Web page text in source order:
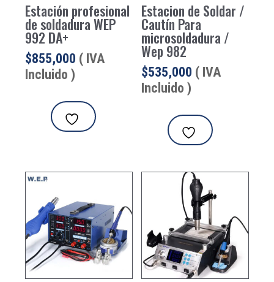
Estación profesional
de soldadura WEP
992 DA+
$855,000 ( IVA
Incluido )
Estacion de Soldar /
Cautín Para
microsoldadura /
Wep 982
$535,000 ( IVA
Incluido )